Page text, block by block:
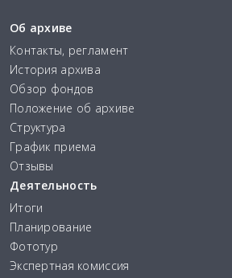
Об архиве
Контакты, регламент
История архива
Обзор фондов
Положение об архиве
Структура
График приема
Отзывы
Деятельность
Итоги
Планирование
Фототур
Экспертная комиссия